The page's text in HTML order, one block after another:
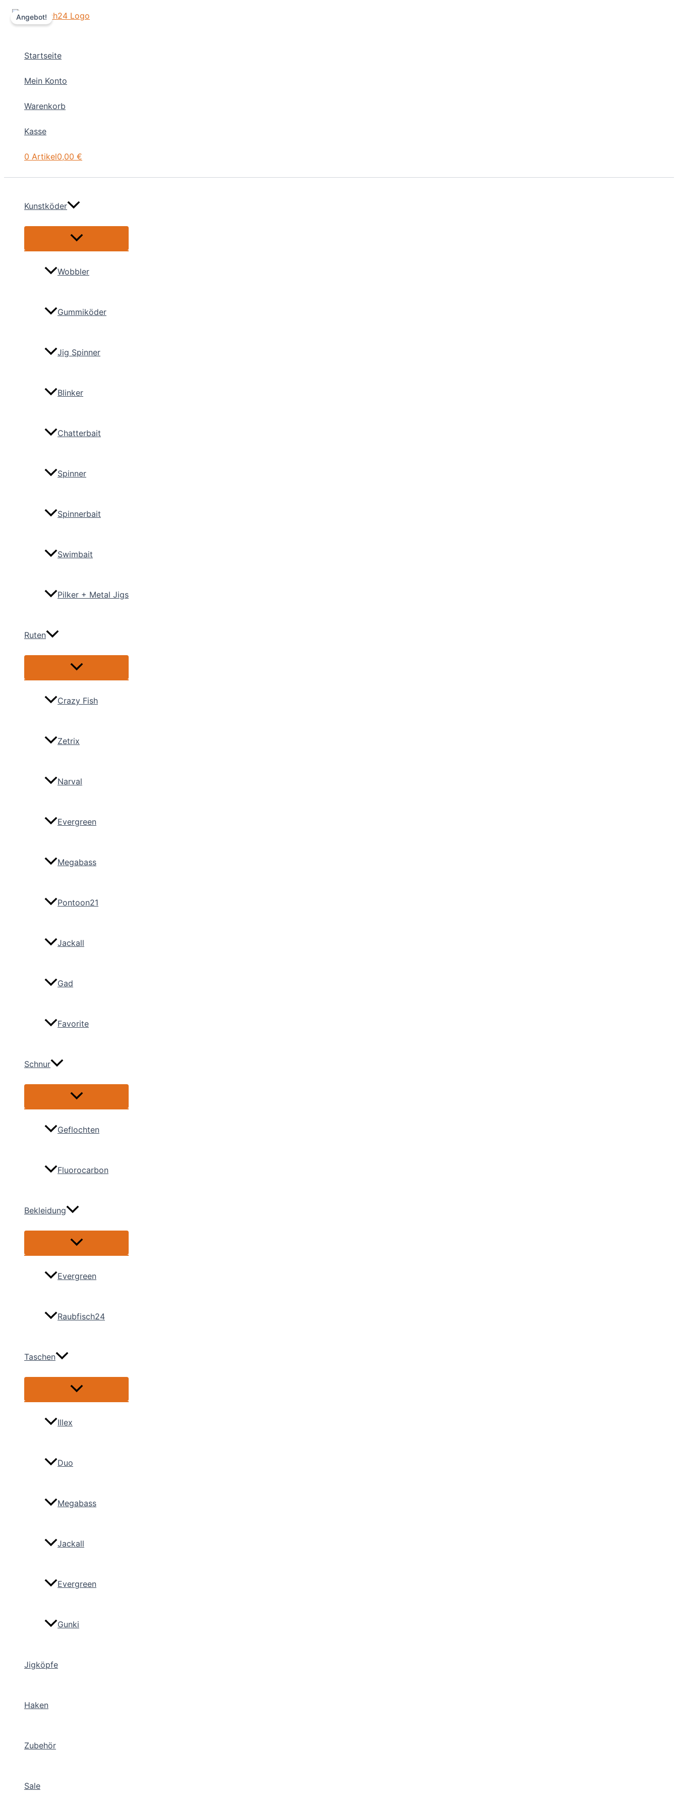
Zum
Inhalt
Startseite
Mein Konto
Warenkorb
Kasse
0 Artikel0,00 €
Kunstköder
Menü
Wobbler
Gummiköder
Jig Spinner
Blinker
Chatterbait
Spinner
Spinnerbait
Swimbait
Pilker + Metal Jigs
Ruten
Menü
Crazy Fish
Zetrix
Narval
Evergreen
Megabass
Pontoon21
Jackall
Gad
Favorite
Schnur
Menü
Geflochten
Fluorocarbon
Bekleidung
Menü
Evergreen
Raubfisch24
Taschen
Menü
Illex
Duo
Megabass
Jackall
Evergreen
Gunki
Jigköpfe
Haken
Zubehör
Sale
Angebot!